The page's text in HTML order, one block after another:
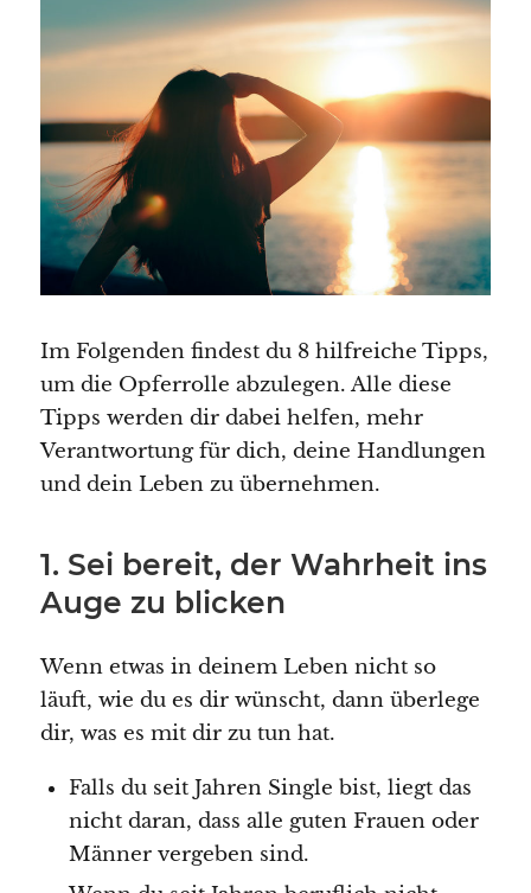
Im Folgenden findest du 8 hilfreiche Tipps,
um die Opferrolle abzulegen. Alle diese
Tipps werden dir dabei helfen, mehr
Verantwortung für dich, deine Handlungen
und dein Leben zu übernehmen.
1. Sei bereit, der Wahrheit ins
Auge zu blicken
Wenn etwas in deinem Leben nicht so
läuft, wie du es dir wünscht, dann überlege
dir, was es mit dir zu tun hat.
Falls du seit Jahren Single bist, liegt das
nicht daran, dass alle guten Frauen oder
Männer vergeben sind.